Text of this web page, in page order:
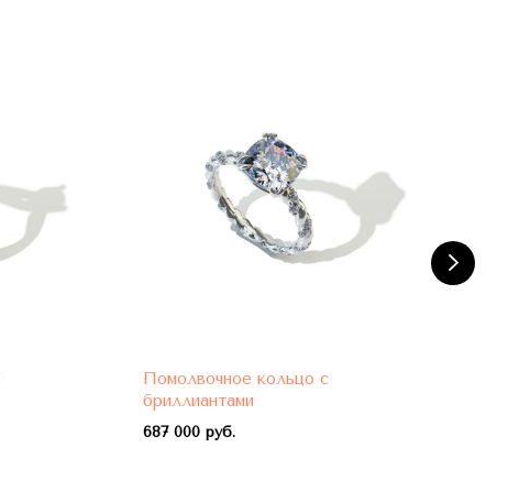
Помолвочное кольцо с
бриллиантами
687 000 руб.